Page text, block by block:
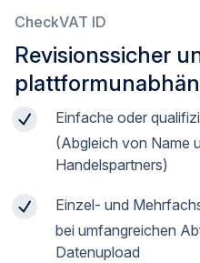
CheckVAT ID
Revisionssicher
Einfache oder
(Abgleich von Name
Handelspartners)
Einzel- und
bei umfangreichen
Datenupload